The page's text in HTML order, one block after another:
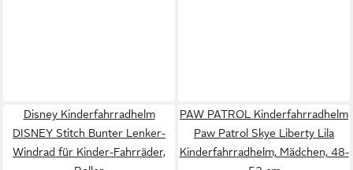
Disney Kinderfahrradhelm
DISNEY Stitch Bunter Lenker-
Windrad für Kinder-Fahrräder,
PAW PATROL Kinderfahrradhelm
Paw Patrol Skye Liberty Lila
Kinderfahrradhelm, Mädchen, 48-